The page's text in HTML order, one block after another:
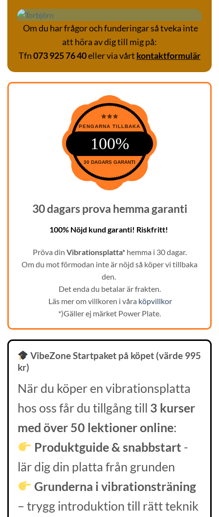
Om du har frågor och funderingar så tveka inte
att höra av dig till mig på:
Tfn073 925 76 40eller via vårt kontaktformulär
PENGARNA TILLBAKA
100%
30 DAGARS GARANTI
30 dagars prova hemma garanti
100% Nöjd kund garanti! Riskfritt!
Pröva din Vibrationsplatta* hemma i 30 dagar.
Om du mot förmodan inte är nöjd så köper vi tillbaka
den.
Det enda du betalar är frakten.
Läs mer om villkoren i våra köpvillkor
*)Gäller ej märket Power Plate.
VibeZone Startpaket på köpet(värde 995
kr)
När du köper en vibrationsplatta
hos oss får du tillgång till 3 kurser
med över 50 lektioner online:
Produktguide & snabbstart -
lär dig din platta från grunden
Grunderna i vibrationsträning
– trygg introduktion till rätt teknik